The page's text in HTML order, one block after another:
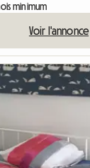
minimum
Voir l'annonce